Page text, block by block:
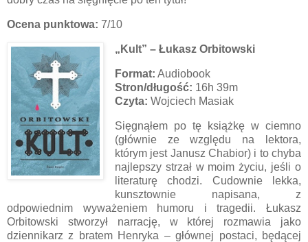
Ocena punktowa: 7/10
„Kult” – Łukasz Orbitowski
Format: Audiobook
Stron/długość: 16h 39m
Czyta: Wojciech Masiak
Sięgnąłem po tę książkę w ciemno
(głównie ze względu na lektora,
którym jest Janusz Chabior) i to chyba
najlepszy strzał w moim życiu, jeśli o
literaturę chodzi. Cudownie lekka,
kunsztownie napisana, z
odpowiednim wyważeniem humoru i tragedii. Łukasz
Orbitowski stworzył narrację, w której rozmawia jako
dziennikarz z bratem Henryka – głównej postaci, będącej